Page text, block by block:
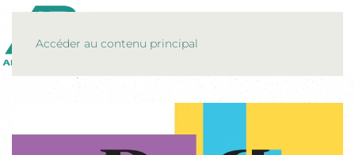
Accéder au contenu principal